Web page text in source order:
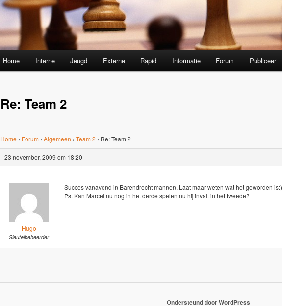
Home Interne Jeugd Externe Rapid Informatie Forum Publiceer
Re: Team 2
Home › Forum › Algemeen › Team 2 › Re: Team 2
23 november, 2009 om 18:20
Hugo
Sleutelbeheerder
Succes vanavond in Barendrecht mannen. Laat maar weten wat het geworden is:)
Ps. Kan Marcel nu nog in het derde spelen nu hij invalt in het tweede?
Ondersteund door WordPress